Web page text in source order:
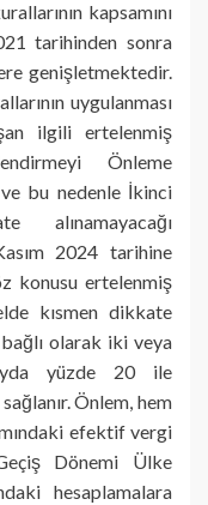
kapsamını
tarihinden sonra
genişletmektedir.
uygulanması
ilgili ertelenmiş
Önleme
bu nedenle İkinci
2024 tarihine
konusu ertelenmiş
kısmen dikkate
olarak iki veya
yüzde 20 ile
sağlanır. Önlem, hem
efektif vergi
Dönemi Ülke
hesaplamalara